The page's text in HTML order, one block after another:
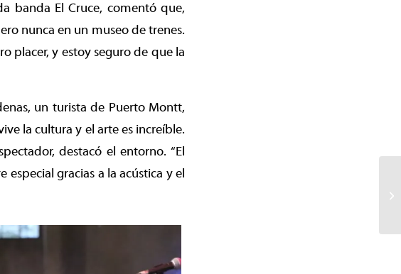
banda El Cruce, comentó que,
nunca en un museo de trenes.
placer, y estoy seguro de que la
un turista de Puerto Montt,
la cultura y el arte es increíble.
destacó el entorno. “El
gracias a la acústica y el